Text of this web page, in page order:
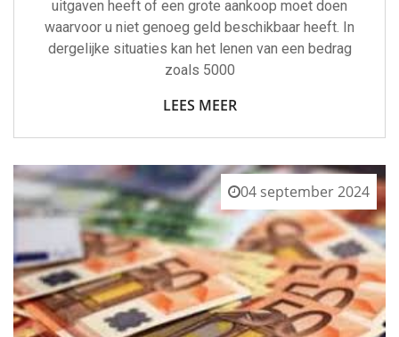
uitgaven heeft of een grote aankoop moet doen
waarvoor u niet genoeg geld beschikbaar heeft. In
dergelijke situaties kan het lenen van een bedrag
zoals 5000
LEES MEER
04 september 2024